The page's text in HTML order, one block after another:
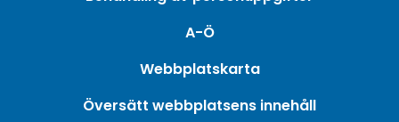
A-Ö
Webbplatskarta
Översätt webbplatsens innehåll